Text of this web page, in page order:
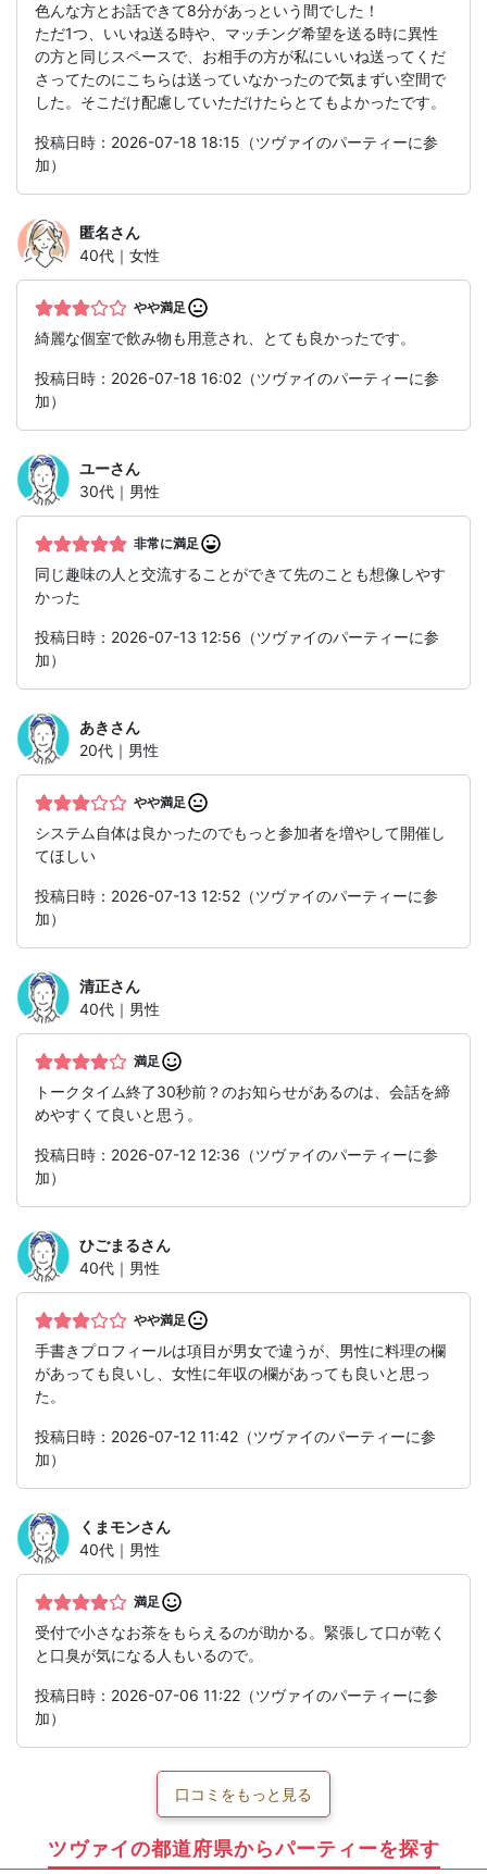
色んな方とお話できて8分があっという間でした！
ただ1つ、いいね送る時や、マッチング希望を送る時に異性
の方と同じスペースで、お相手の方が私にいいね送ってくだ
さってたのにこちらは送っていなかったので気まずい空間で
した。そこだけ配慮していただけたらとてもよかったです。
投稿日時：2026-07-18 18:15（ツヴァイのパーティーに参
加）
匿名さん
40代｜女性
やや満足
綺麗な個室で飲み物も用意され、とても良かったです。
投稿日時：2026-07-18 16:02（ツヴァイのパーティーに参
加）
ユーさん
30代｜男性
非常に満足
同じ趣味の人と交流することができて先のことも想像しやす
かった
投稿日時：2026-07-13 12:56（ツヴァイのパーティーに参
加）
あきさん
20代｜男性
やや満足
システム自体は良かったのでもっと参加者を増やして開催し
てほしい
投稿日時：2026-07-13 12:52（ツヴァイのパーティーに参
加）
清正さん
40代｜男性
満足
トークタイム終了30秒前？のお知らせがあるのは、会話を締
めやすくて良いと思う。
投稿日時：2026-07-12 12:36（ツヴァイのパーティーに参
加）
ひごまるさん
40代｜男性
やや満足
手書きプロフィールは項目が男女で違うが、男性に料理の欄
があっても良いし、女性に年収の欄があっても良いと思っ
た。
投稿日時：2026-07-12 11:42（ツヴァイのパーティーに参
加）
くまモンさん
40代｜男性
満足
受付で小さなお茶をもらえるのが助かる。緊張して口が乾く
と口臭が気になる人もいるので。
投稿日時：2026-07-06 11:22（ツヴァイのパーティーに参
加）
口コミをもっと見る
ツヴァイの都道府県からパーティーを探す